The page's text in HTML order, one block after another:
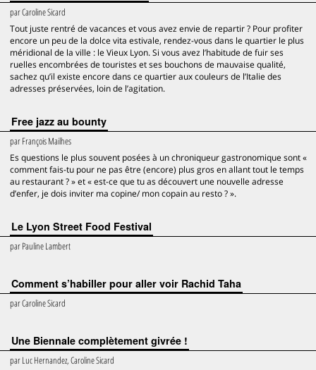
parCaroline Sicard
Tout juste rentré de vacances et vous avez envie de repartir ? Pour profiter
encore un peu de la dolce vita estivale, rendez-vous dans le quartier le plus
méridional de la ville : le Vieux Lyon. Si vous avez l’habitude de fuir ses
ruelles encombrées de touristes et ses bouchons de mauvaise qualité,
sachez qu’il existe encore dans ce quartier aux couleurs de l’Italie des
adresses préservées, loin de l’agitation.
Free jazz au bounty
parFrançois Mailhes
Es questions le plus souvent posées à un chroniqueur gastronomique sont «
comment fais-tu pour ne pas être (encore) plus gros en allant tout le temps
au restaurant ? » et « est-ce que tu as découvert une nouvelle adresse
d’enfer, je dois inviter ma copine/ mon copain au resto ? ».
Le Lyon Street Food Festival
parPauline Lambert
Comment s’habiller pour aller voir Rachid Taha
parCaroline Sicard
Une Biennale complètement givrée !
parLuc Hernandez, Caroline Sicard